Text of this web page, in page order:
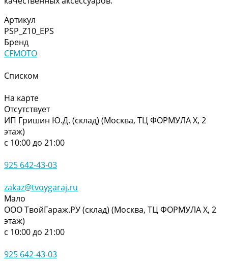
Артикул
PSP_Z10_EPS
Бренд
CFMOTO
Списком
На карте
Отсутствует
ИП Гришин Ю.Д. (склад) (Москва, ТЦ ФОРМУЛА Х, 2
этаж)
с 10:00 до 21:00
925 642-43-03
zakaz@tvoygaraj.ru
Мало
ООО ТвойГараж.РУ (склад) (Москва, ТЦ ФОРМУЛА Х, 2
этаж)
с 10:00 до 21:00
925 642-43-03